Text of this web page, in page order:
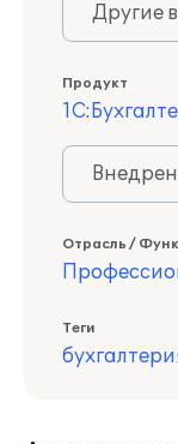
Другие
Продукт
Отрасль /
Теги